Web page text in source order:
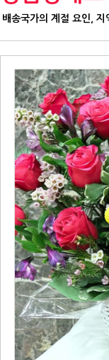
배송국가의 계절 요인,